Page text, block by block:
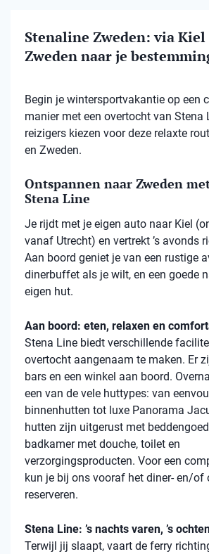
Stenaline Zweden: via Kiel
Zweden naar je
Begin je wintersportvakantie op een
manier met een overtocht van Stena
reizigers kiezen voor deze relaxte
en Zweden.
Ontspannen naar Zweden
Stena Line
Je rijdt met je eigen auto naar Kiel
vanaf Utrecht) en vertrekt ’s avonds
Aan boord geniet je van een rustige
dinerbuffet als je wilt, en een goede
eigen hut.
Aan boord: eten, relaxen en
Stena Line biedt verschillende
overtocht aangenaam te maken. Er
bars en een winkel aan boord.
een van de vele huttypes: van
binnenhutten tot luxe Panorama
hutten zijn uitgerust met
badkamer met douche, toilet en
verzorgingsproducten. Voor een
kun je bij ons vooraf het diner- en/
reserveren.
Stena Line: ’s nachts varen, ’s
Terwijl jij slaapt, vaart de ferry